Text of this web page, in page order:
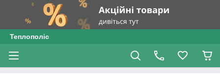
Теплополіс